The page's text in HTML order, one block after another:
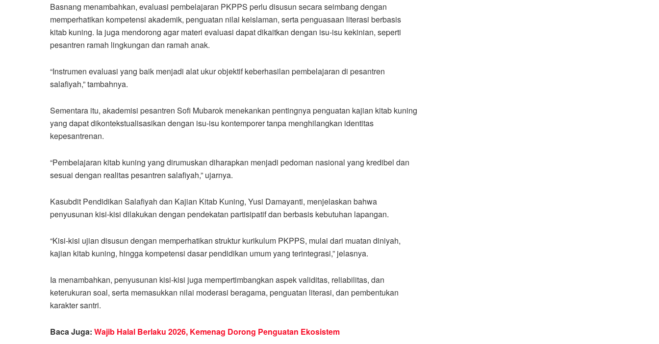
Basnang menambahkan, evaluasi pembelajaran PKPPS perlu disusun secara seimbang dengan
memperhatikan kompetensi akademik, penguatan nilai keislaman, serta penguasaan literasi berbasis
kitab kuning. Ia juga mendorong agar materi evaluasi dapat dikaitkan dengan isu-isu kekinian, seperti
pesantren ramah lingkungan dan ramah anak.
“Instrumen evaluasi yang baik menjadi alat ukur objektif keberhasilan pembelajaran di pesantren
salafiyah,” tambahnya.
Sementara itu, akademisi pesantren Sofi Mubarok menekankan pentingnya penguatan kajian kitab kuning
yang dapat dikontekstualisasikan dengan isu-isu kontemporer tanpa menghilangkan identitas
kepesantrenan.
“Pembelajaran kitab kuning yang dirumuskan diharapkan menjadi pedoman nasional yang kredibel dan
sesuai dengan realitas pesantren salafiyah,” ujarnya.
Kasubdit Pendidikan Salafiyah dan Kajian Kitab Kuning, Yusi Damayanti, menjelaskan bahwa
penyusunan kisi-kisi dilakukan dengan pendekatan partisipatif dan berbasis kebutuhan lapangan.
“Kisi-kisi ujian disusun dengan memperhatikan struktur kurikulum PKPPS, mulai dari muatan diniyah,
kajian kitab kuning, hingga kompetensi dasar pendidikan umum yang terintegrasi,” jelasnya.
Ia menambahkan, penyusunan kisi-kisi juga mempertimbangkan aspek validitas, reliabilitas, dan
keterukuran soal, serta memasukkan nilai moderasi beragama, penguatan literasi, dan pembentukan
karakter santri.
Baca Juga: Wajib Halal Berlaku 2026, Kemenag Dorong Penguatan Ekosistem